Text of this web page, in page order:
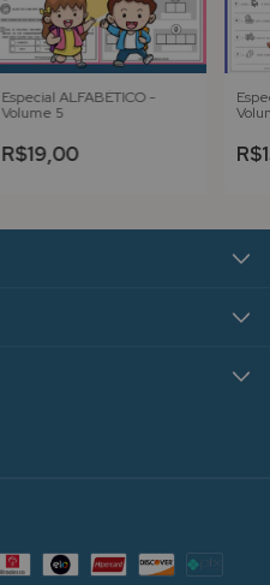
Especial ALFABÉTICO -
Volume 5
R$19,00